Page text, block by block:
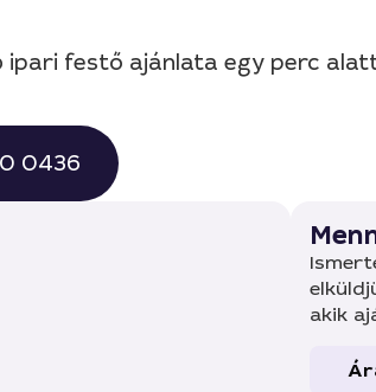
ipari festő ajánlata egy perc
0436
akik